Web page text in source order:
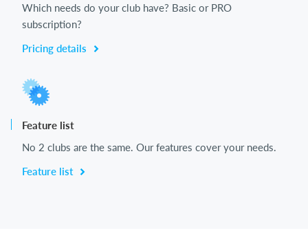
Which needs do your club have? Basic or PRO
subscription?
Pricing details
Feature list
No 2 clubs are the same. Our features cover your needs.
Feature list